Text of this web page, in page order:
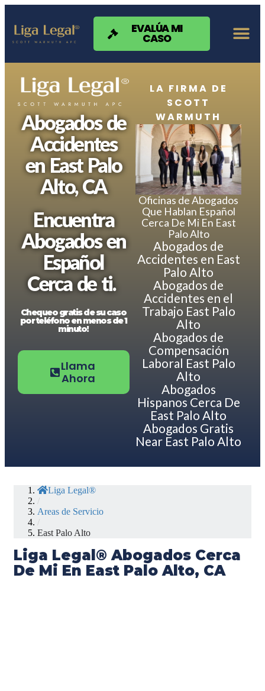
Nota:
sitio
web
accesibilidad.
EVALÚA MI
CASO
Abogados de
Accidentes
en East Palo
Alto, CA
Encuentra
Abogados en
Español
Cerca de ti.
Chequeo gratis de su caso
por teléfono en menos de 1
minuto!
Llama
Ahora
LA FIRMA DE
SCOTT
WARMUTH
Oficinas de Abogados
Que Hablan Español
Cerca De Mi En East
Palo Alto
Abogados de
Accidentes en East
Palo Alto
Abogados de
Accidentes en el
Trabajo East Palo
Alto
Abogados de
Compensación
Laboral East Palo
Alto
Abogados
Hispanos Cerca De
East Palo Alto
Abogados Gratis
Near East Palo Alto
Liga Legal®
/
Areas de Servicio
/
East Palo Alto
Liga Legal® Abogados Cerca
De Mi En East Palo Alto, CA